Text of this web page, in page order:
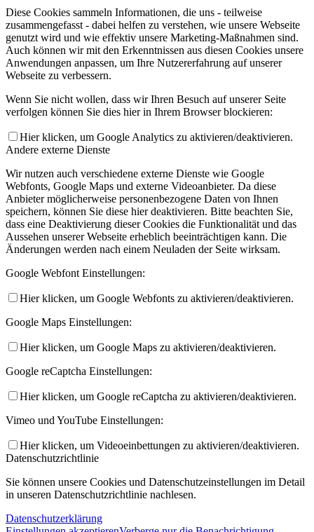
Diese Cookies sammeln Informationen, die uns - teilweise
zusammengefasst - dabei helfen zu verstehen, wie unsere Webseite
genutzt wird und wie effektiv unsere Marketing-Maßnahmen sind.
Auch können wir mit den Erkenntnissen aus diesen Cookies unsere
Anwendungen anpassen, um Ihre Nutzererfahrung auf unserer
Webseite zu verbessern.
Wenn Sie nicht wollen, dass wir Ihren Besuch auf unserer Seite
verfolgen können Sie dies hier in Ihrem Browser blockieren:
Hier klicken, um Google Analytics zu aktivieren/deaktivieren.
Andere externe Dienste
Wir nutzen auch verschiedene externe Dienste wie Google
Webfonts, Google Maps und externe Videoanbieter. Da diese
Anbieter möglicherweise personenbezogene Daten von Ihnen
speichern, können Sie diese hier deaktivieren. Bitte beachten Sie,
dass eine Deaktivierung dieser Cookies die Funktionalität und das
Aussehen unserer Webseite erheblich beeinträchtigen kann. Die
Änderungen werden nach einem Neuladen der Seite wirksam.
Google Webfont Einstellungen:
Hier klicken, um Google Webfonts zu aktivieren/deaktivieren.
Google Maps Einstellungen:
Hier klicken, um Google Maps zu aktivieren/deaktivieren.
Google reCaptcha Einstellungen:
Hier klicken, um Google reCaptcha zu aktivieren/deaktivieren.
Vimeo und YouTube Einstellungen:
Hier klicken, um Videoeinbettungen zu aktivieren/deaktivieren.
Datenschutzrichtlinie
Sie können unsere Cookies und Datenschutzeinstellungen im Detail
in unseren Datenschutzrichtlinie nachlesen.
Datenschutzerklärung